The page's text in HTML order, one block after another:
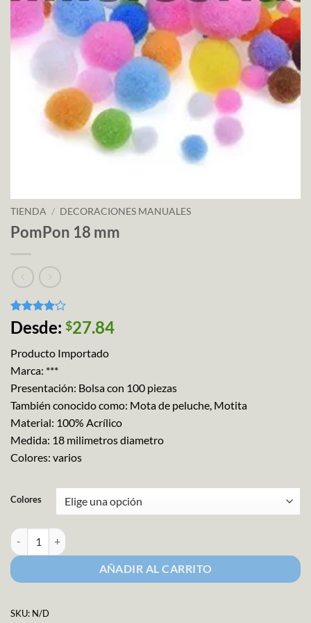
TIENDA / DECORACIONES MANUALES
PomPon 18 mm
Valorado
con4de
base a
1
valoración
de un
cliente
Desde: $27.84
Producto Importado
Marca: ***
Presentación: Bolsa con 100 piezas
También conocido como: Mota de peluche, Motita
Material: 100% Acrílico
Medida: 18 milimetros diametro
Colores: varios
Colores
PomPon 18 mm cantidad
AÑADIR AL CARRITO
SKU: N/D